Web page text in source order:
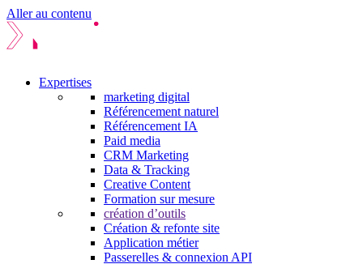
Aller au contenu
Expertises
marketing digital
Référencement naturel
Référencement IA
Paid media
CRM Marketing
Data & Tracking
Creative Content
Formation sur mesure
création d’outils
Création & refonte site
Application métier
Passerelles & connexion API